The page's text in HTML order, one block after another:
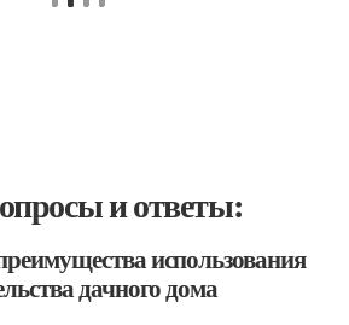
и ответы:
использования
дачного дома